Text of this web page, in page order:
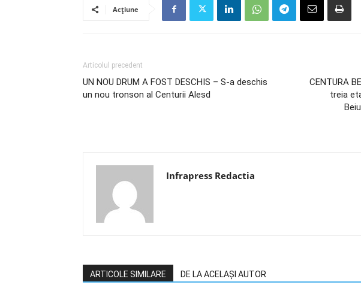
Acțiune
Articolul precedent
UN NOU DRUM A FOST DESCHIS – S-a deschis
un nou tronson al Centurii Alesd
CENTURA
treia
Infrapress Redactia
ARTICOLE SIMILARE DE LA ACELAȘI AUTOR